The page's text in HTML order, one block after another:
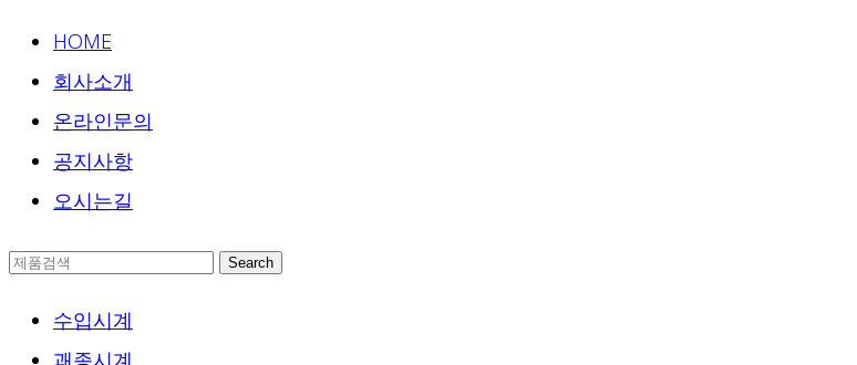
HOME
회사소개
온라인문의
공지사항
오시는길
Search
수입시계
괘종시계